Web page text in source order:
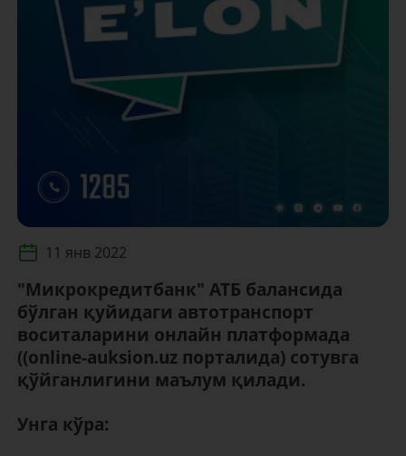
11 янв 2022
"Микрокредитбанк" АТБ балансида
бўлган қуйидаги автотранспорт
воситаларини онлайн платформада
((online-auksion.uz порталида) сотувга
қўйганлигини маълум қилади.
Унга кўра: